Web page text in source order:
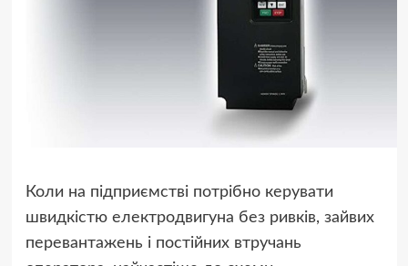
Коли на підприємстві потрібно керувати
швидкістю електродвигуна без ривків, зайвих
перевантажень і постійних втручань